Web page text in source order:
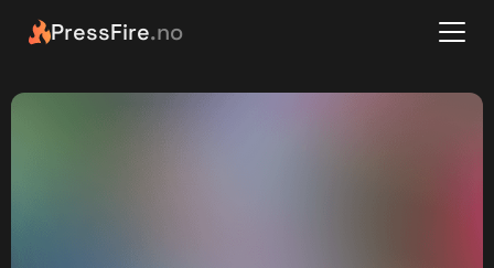
PressFire.no